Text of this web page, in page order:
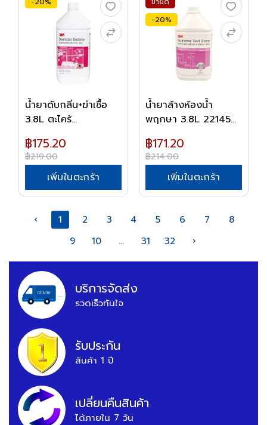
น้ำยาดับกลิ่น+ฆ่าเชื้อ
3.8L ตะไคร้...
฿175.20
฿219.00
เพิ่มในตะกร้า
-20%
น้ำยาล้างห้องน้ำ
พฤกษา 3.8L 22145
฿171.20
฿214.00
เพิ่มในตะกร้า
‹ 1 2 3 4 5 6 7
8
9
10 ... 31 32 ›
บริการจัดส่ง
รวดเร็วทันใจ
รับประกัน
สินค้า 1 ปี
เปลี่ยนคืนสินค้า
ได้ภายใน 7 วัน